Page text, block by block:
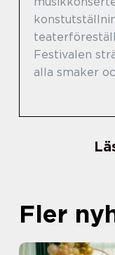
Festivalen
alla smaker
Fler